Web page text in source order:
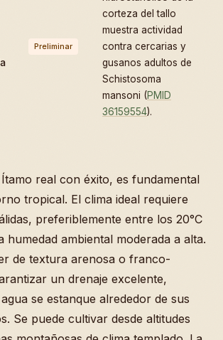
Preliminar
corteza del tallo
muestra actividad
contra cercarias y
gusanos adultos de
Schistosoma
mansoni (PMID
36159554).
real con éxito, es fundamental
tropical. El clima ideal requiere
preferiblemente entre los 20°C
humedad ambiental moderada a alta.
de textura arenosa o franco-
un drenaje excelente,
se estanque alrededor de sus
Se puede cultivar desde altitudes